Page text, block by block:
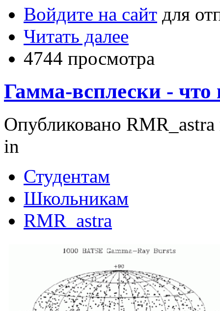
Войдите на сайт для
Читать далее
4744 просмотра
Гамма-всплески - что
Опубликовано
in
Студентам
Школьникам
RMR_astra